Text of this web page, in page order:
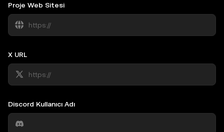
Proje Web Sitesi
X URL
Discord Kullanıcı Adı